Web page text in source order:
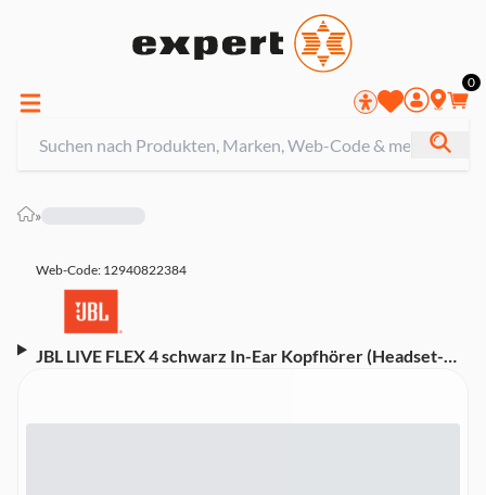
0
»
Web-Code: 12940822384
JBL LIVE FLEX 4 schwarz In-Ear Kopfhörer (Headset-